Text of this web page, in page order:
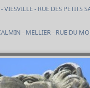
VIESVILLE - RUE DES PETITS
- MELLIER - RUE DU